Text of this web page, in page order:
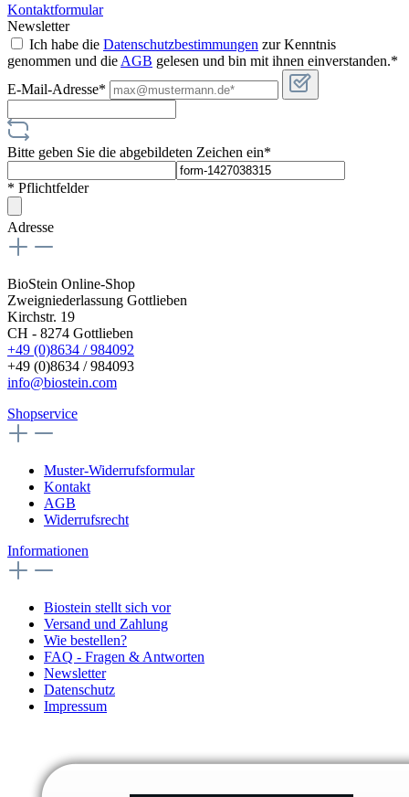
Kontaktformular
Newsletter
Ich habe die Datenschutzbestimmungen zur Kenntnis
genommen und die AGB gelesen und bin mit ihnen einverstanden.*
E-Mail-Adresse*
Bitte geben Sie die abgebildeten Zeichen ein*
* Pflichtfelder
Adresse
BioStein Online-Shop
Zweigniederlassung Gottlieben
Kirchstr. 19
CH - 8274 Gottlieben
+49 (0)8634 / 984092
+49 (0)8634 / 984093
info@biostein.com
Shopservice
Muster-Widerrufsformular
Kontakt
AGB
Widerrufsrecht
Informationen
Biostein stellt sich vor
Versand und Zahlung
Wie bestellen?
FAQ - Fragen & Antworten
Newsletter
Datenschutz
Impressum